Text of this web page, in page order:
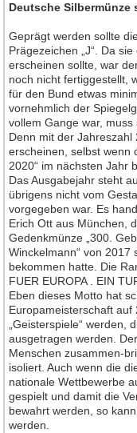
Leserforum
Leserservice
Abonnement
Anzeigen
Deutsche Silbermünze
Geprägt werden sollte
Prägezeichen „J“. Da
erscheinen sollte, war
noch nicht fertiggestellt,
für den Bund etwas
vornehmlich der
vollem Gange war,
Denn mit der
erscheinen, selbst wenn
2020“ im nächsten Jahr
Das Ausgabejahr steht
übrigens nicht vom
vorgegeben war. Es
Erich Ott aus München,
Gedenkmünze „300.
Winckelmann“ von
bekommen hatte. Die
FUER EUROPA . EIN
Eben dieses Motto hat
Europameisterschaft
„Geisterspiele“ werden,
ausgetragen werden.
Menschen zusammen-
isoliert. Auch wenn die
nationale Wettbewerbe
gespielt und damit die
bewahrt werden, so
werden.